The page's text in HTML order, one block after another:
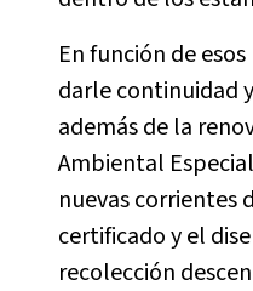
En función de
darle continuidad
además de la
Ambiental
nuevas corrientes
certificado y el
recolección